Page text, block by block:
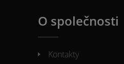
O společnosti
Kontakty